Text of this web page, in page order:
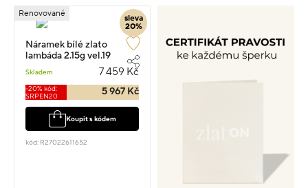
sleva
20%
Renovované
Náramek bílé zlato
lambáda 2.15g vel.19
Skladem 7 459 Kč
-20% kód:
SRPEN20
5 967 Kč
Koupit s kódem
kód: R27022611652